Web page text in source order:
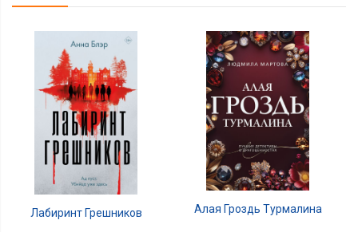
Лабиринт Грешников Алая Гроздь Турмалина